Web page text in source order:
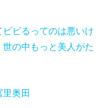
ビるってのは悪いけ
の中もっと美人がた
奥田